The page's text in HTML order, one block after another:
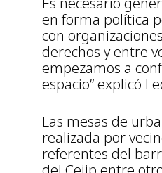
en forma política
con
derechos y entre
empezamos a
espacio” explicó
Las mesas de
realizada por
referentes del